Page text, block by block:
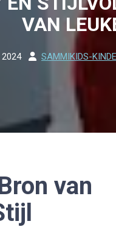
VAN
2024 SAMMIKIDS-
van